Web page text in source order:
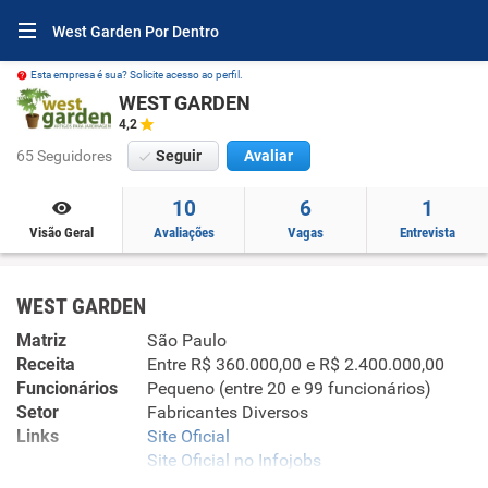
West Garden Por Dentro
Esta empresa é sua? Solicite acesso ao perfil.
WEST GARDEN
4,2
65 Seguidores Seguir Avaliar
Visão Geral
10
Avaliações
6
Vagas
1
Entrevista
WEST GARDEN
Matriz
São Paulo
Receita
Entre R$ 360.000,00 e R$ 2.400.000,00
Funcionários
Pequeno (entre 20 e 99 funcionários)
Setor
Fabricantes Diversos
Links
Site Oficial
Site Oficial no Infojobs